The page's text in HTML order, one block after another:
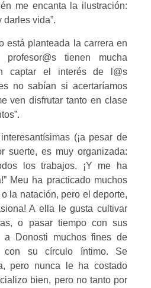
me encanta la ilustración:
vida”.
está planteada la carrera en
profesor@s tienen mucha
captar el interés de l@s
no sabían si acertaríamos
ven disfrutar tanto en clase
(¡a pesar de
suerte, es muy organizada:
los trabajos. ¡Y me ha
Meu ha practicado muchos
la natación, pero el deporte,
A ella le gusta cultivar
o pasar tiempo con sus
a Donosti muchos fines de
con su círculo íntimo. Se
pero nunca le ha costado
bien, pero no tanto por